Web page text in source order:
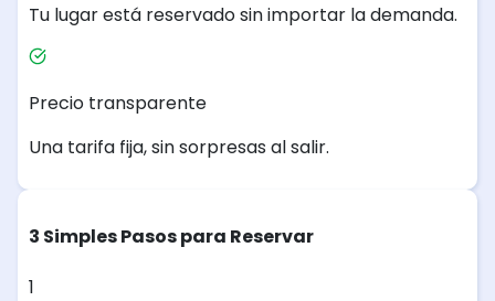
Tu lugar está reservado sin importar la demanda.
Precio transparente
Una tarifa fija, sin sorpresas al salir.
3 Simples Pasos para Reservar
1